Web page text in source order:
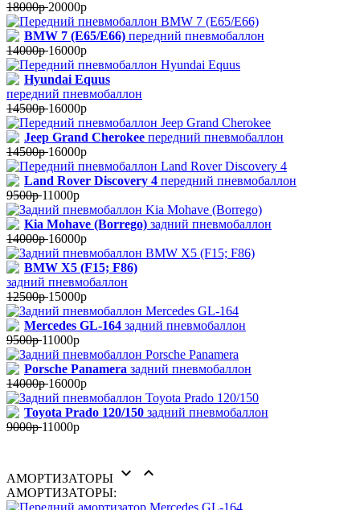
18000р20000р
BMW 7 (E65/E66) передний пневмобаллон
14000р16000р
Hyundai Equus
передний пневмобаллон
14500р16000р
Jeep Grand Cherokee передний пневмобаллон
14500р16000р
Land Rover Discovery 4 передний пневмобаллон
9500р11000р
Kia Mohave (Borrego) задний пневмобаллон
14000р16000р
BMW X5 (F15; F86)
задний пневмобаллон
12500р15000р
Mercedes GL-164 задний пневмобаллон
9500р11000р
Porsche Panamera задний пневмобаллон
14000р16000р
Toyota Prado 120/150 задний пневмобаллон
9000р11000р
АМОРТИЗАТОРЫ  
АМОРТИЗАТОРЫ: